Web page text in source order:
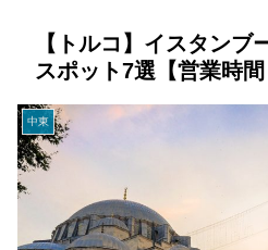
【トルコ】イスタンブ
スポット7選【営業時間
中東